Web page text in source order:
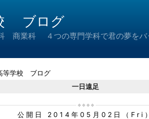
ブログ
商業科 ４つの専門学科で君の夢をバ
等学校 ブログ
一日遠足
公開日 2014年05月02日（Fri）